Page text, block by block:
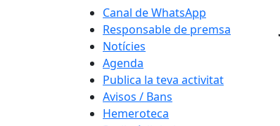
Canal de WhatsApp
Responsable de premsa
Notícies
Agenda
Publica la teva activitat
Avisos / Bans
Hemeroteca